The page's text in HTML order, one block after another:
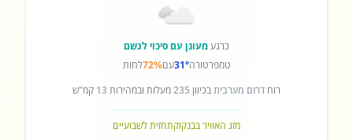
כרגעמעונן עם סיכוי לגשם
טמפרטורה31°עם72%לחות
רוח דרום מערביתבכיוון 235מעלות ובמהירות 13 קמ"ש
מזג האוויר בבנקוקתחזית לשבועיים